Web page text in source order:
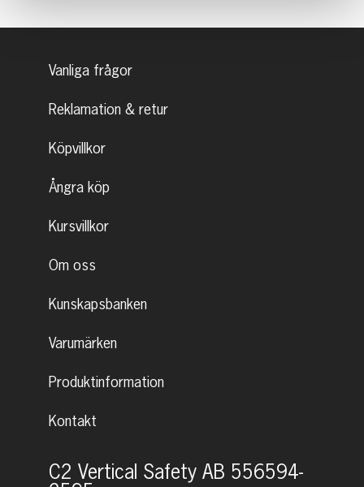
Vanliga frågor
Reklamation & retur
Köpvillkor
Ångra köp
Kursvillkor
Om oss
Kunskapsbanken
Varumärken
Produktinformation
Kontakt
C2 Vertical Safety AB 556594-